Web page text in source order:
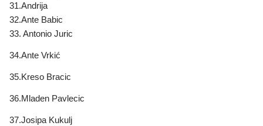
31.Andrija
32.Ante Babic
33. Antonio Juric
34.Ante Vrkić
35.Kreso Bracic
36.Mladen Pavlecic
37.Josipa Kukulj